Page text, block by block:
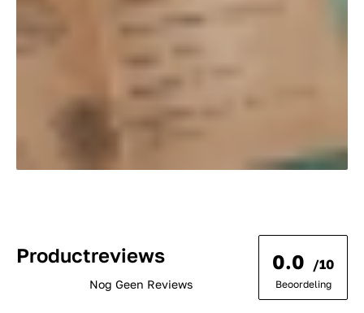
Productreviews
Nog Geen Reviews
0.0 /10
Beoordeling